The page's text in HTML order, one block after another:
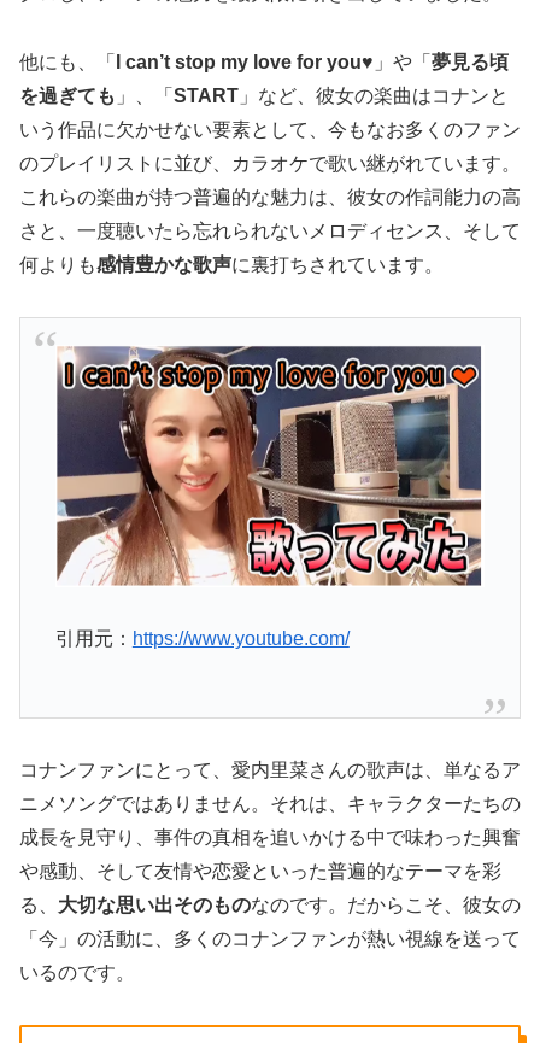
他にも、「 I can’t stop my love for you♥ 」や「 夢見る頃
を過ぎても 」、「 START 」など、彼女の楽曲はコナンと
いう作品に欠かせない要素として、今もなお多くのファン
のプレイリストに並び、カラオケで歌い継がれています。
これらの楽曲が持つ普遍的な魅力は、彼女の作詞能力の高
さと、一度聴いたら忘れられないメロディセンス、そして
何よりも感情豊かな歌声に裏打ちされています。
引用元： https://www.youtube.com/
コナンファンにとって、愛内里菜さんの歌声は、単なるア
ニメソングではありません。それは、キャラクターたちの
成長を見守り、事件の真相を追いかける中で味わった興奮
や感動、そして友情や恋愛といった普遍的なテーマを彩
る、 大切な思い出そのものなのです。だからこそ、彼女の
「今」の活動に、多くのコナンファンが熱い視線を送って
いるのです。